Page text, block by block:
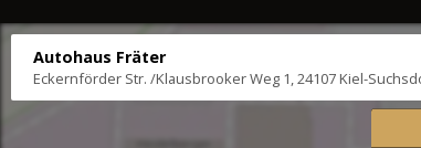
Autohaus Fräter
Eckernförder Str. /Klausbrooker Weg 1, 24107 Kiel-